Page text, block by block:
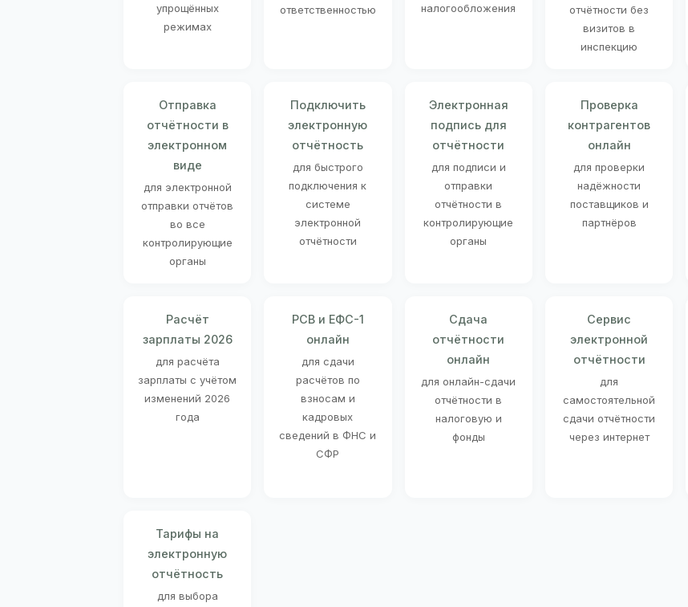
упрощённых
режимах
ответственностью
налогообложения
отчётности без
визитов в
инспекцию
Отправка
отчётности в
электронном
виде
для электронной
отправки отчётов
во все
контролирующие
органы
Подключить
электронную
отчётность
для быстрого
подключения к
системе
электронной
отчётности
Электронная
подпись для
отчётности
для подписи и
отправки
отчётности в
контролирующие
органы
Проверка
контрагентов
онлайн
для проверки
надёжности
поставщиков и
партнёров
Расчёт
зарплаты 2026
для расчёта
зарплаты с учётом
изменений 2026
года
РСВ и ЕФС-1
онлайн
для сдачи
расчётов по
взносам и
кадровых
сведений в ФНС и
СФР
Сдача
отчётности
онлайн
для онлайн-сдачи
отчётности в
налоговую и
фонды
Сервис
электронной
отчётности
для
самостоятельной
сдачи отчётности
через интернет
Тарифы на
электронную
отчётность
для выбора